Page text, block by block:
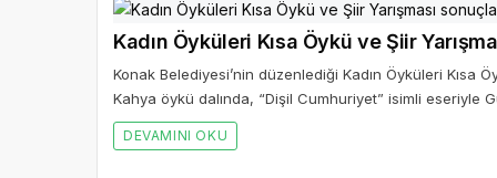
Basın Bildirisi
306
TOÇEV, 23 Nisan Ulusal Egemenlik ve
Kutladı